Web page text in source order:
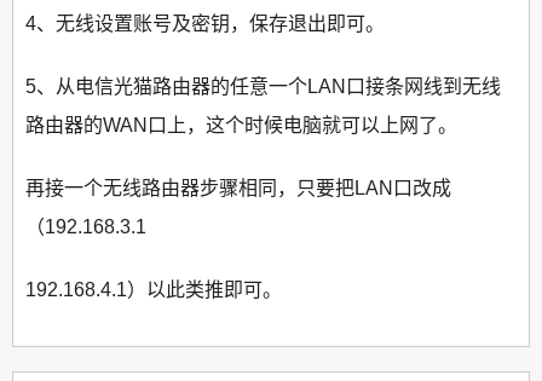
4、无线设置账号及密钥，保存退出即可。
5、从电信光猫路由器的任意一个LAN口接条网线到无线
路由器的WAN口上，这个时候电脑就可以上网了。
再接一个无线路由器步骤相同，只要把LAN口改成
（192.168.3.1
192.168.4.1）以此类推即可。